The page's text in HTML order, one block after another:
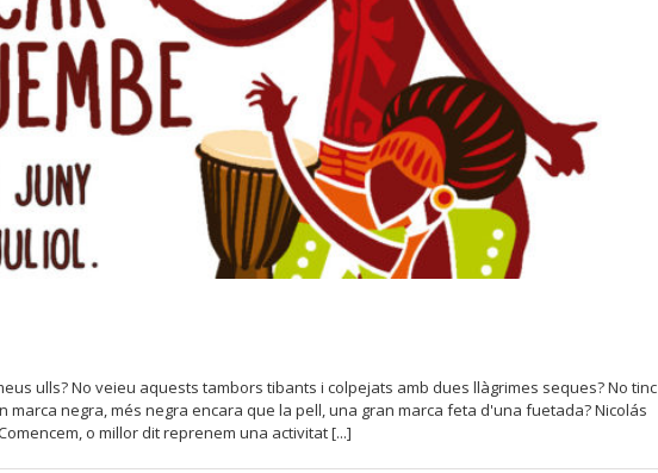
ulls? No veieu aquests tambors tibants i colpejats amb dues llàgrimes seques? No tinc
marca negra, més negra encara que la pell, una gran marca feta d'una fuetada? Nicolás
o millor dit reprenem una activitat [...]